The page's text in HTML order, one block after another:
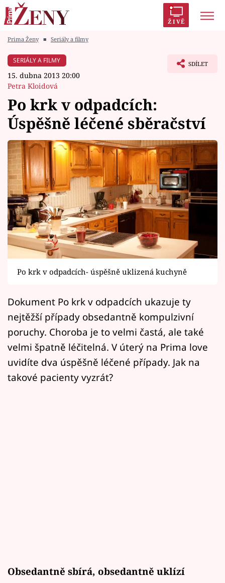
ŽIVĚ
Módní alarm
Témata
Celebrity
Vztahy
Seriály
Horoskopy
Sledujte prima+
Filmový festival Karlovy Vary
Pořady
Mámy sobě
Přihlášení
Prima Ženy ■ Seriály a filmy
SERIÁLY A FILMY
15. dubna 2013 20:00
Petra Kloidová
SDÍLET
Po krk v odpadcích:
Úspěšně léčené sběračství
Po krk v odpadcích- úspěšně uklizená kuchyně
Dokument Po krk v odpadcích ukazuje ty
nejtěžší případy obsedantně kompulzivní
poruchy. Choroba je to velmi častá, ale také
velmi špatně léčitelná. V úterý na Prima love
uvidíte dva úspěšně léčené případy. Jak na
takové pacienty vyzrát?
Obsedantně sbírá, obsedantně uklízí